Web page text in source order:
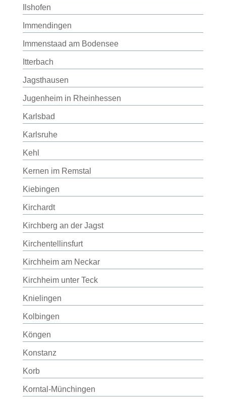
Ilshofen
Immendingen
Immenstaad am Bodensee
Itterbach
Jagsthausen
Jugenheim in Rheinhessen
Karlsbad
Karlsruhe
Kehl
Kernen im Remstal
Kiebingen
Kirchardt
Kirchberg an der Jagst
Kirchentellinsfurt
Kirchheim am Neckar
Kirchheim unter Teck
Knielingen
Kolbingen
Köngen
Konstanz
Korb
Korntal-Münchingen